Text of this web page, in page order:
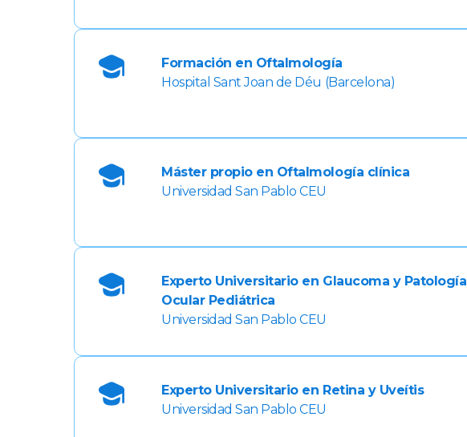
Formación en Oftalmología
Hospital Sant Joan de Déu (Barcelona)
Máster propio en Oftalmología clínica
Universidad San Pablo CEU
Experto Universitario en Glaucoma y Patología
Ocular Pediátrica
Universidad San Pablo CEU
Experto Universitario en Retina y Uveítis
Universidad San Pablo CEU